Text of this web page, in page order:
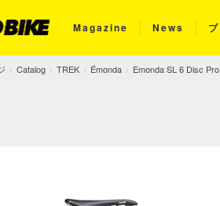
Magazine News
Catalog TREK Émonda Emonda SL 6 Disc Pro